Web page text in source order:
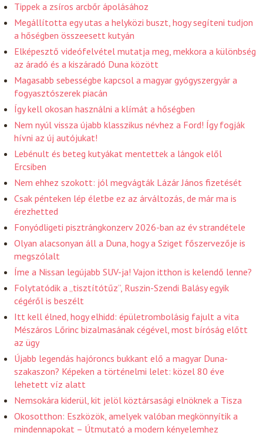
Tippek a zsíros arcbőr ápolásához
Megállította egy utas a helyközi buszt, hogy segíteni tudjon
a hőségben összeesett kutyán
Elképesztő videófelvétel mutatja meg, mekkora a különbség
az áradó és a kiszáradó Duna között
Magasabb sebességbe kapcsol a magyar gyógyszergyár a
fogyasztószerek piacán
Így kell okosan használni a klímát a hőségben
Nem nyúl vissza újabb klasszikus névhez a Ford! Így fogják
hívni az új autójukat!
Lebénult és beteg kutyákat mentettek a lángok elől
Ercsiben
Nem ehhez szokott: jól megvágták Lázár János fizetését
Csak pénteken lép életbe ez az árváltozás, de már ma is
érezhetted
Fonyódligeti pisztrángkonzerv 2026-ban az év strandétele
Olyan alacsonyan áll a Duna, hogy a Sziget főszervezője is
megszólalt
Íme a Nissan legújabb SUV-ja! Vajon itthon is kelendő lenne?
Folytatódik a „tisztítótűz”, Ruszin-Szendi Balásy egyik
cégéről is beszélt
Itt kell élned, hogy elhidd: épületrombolásig fajult a vita
Mészáros Lőrinc bizalmasának cégével, most bíróság előtt
az ügy
Újabb legendás hajóroncs bukkant elő a magyar Duna-
szakaszon? Képeken a történelmi lelet: közel 80 éve
lehetett víz alatt
Nemsokára kiderül, kit jelöl köztársasági elnöknek a Tisza
Okosotthon: Eszközök, amelyek valóban megkönnyítik a
mindennapokat – Útmutató a modern kényelemhez